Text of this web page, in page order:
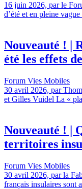
16 juin 2026, par le
d’été et en pleine
Nouveauté ! |
été les effets
Forum Vies Mobiles
30 avril 2026, par
et Gilles Vuidel La «
Nouveauté ! |
territoires
Forum Vies Mobiles
30 avril 2026, par la
français insulaires sont